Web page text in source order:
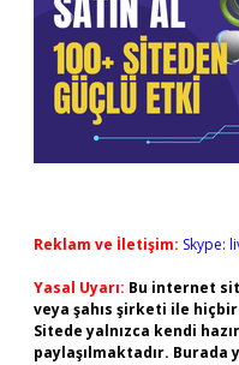
Reklam ve İletişim: Skype:
Yasal Uyarı: Bu internet
veya şahıs şirketi ile
Sitede yalnızca kendi
paylaşılmaktadır.